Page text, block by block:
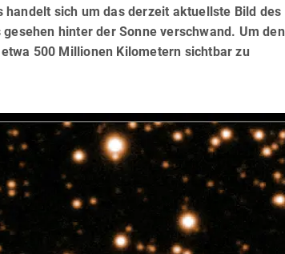
sich um das derzeit aktuellste Bild des
hinter der Sonne verschwand. Um den
500 Millionen Kilometern sichtbar zu